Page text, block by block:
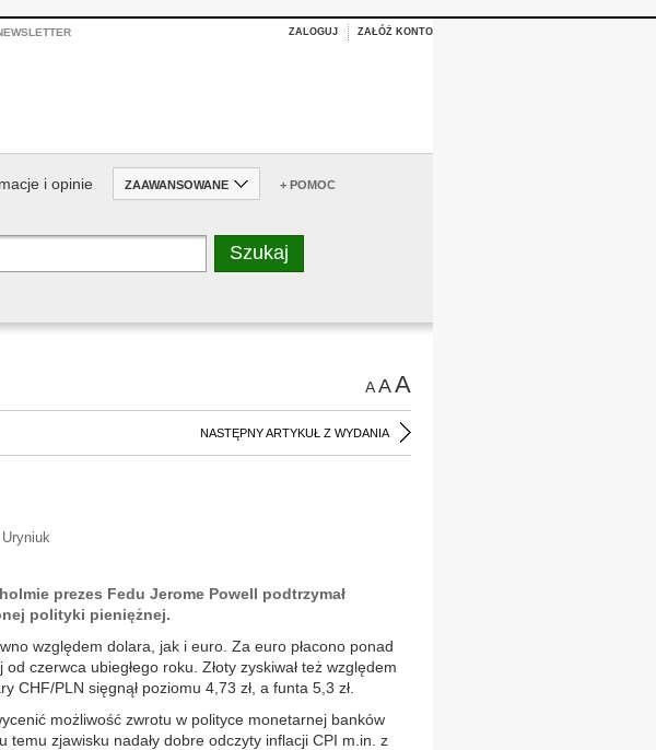
ZALOGUJ ZAŁÓŻ KONTO
i opinie ZAAWANSOWANE + POMOC
AAA
NASTĘPNY ARTYKUŁ Z WYDANIA
prezes Fedu Jerome Powell podtrzymał
polityki pieniężnej.
względem dolara, jak i euro. Za euro płacono ponad
czerwca ubiegłego roku. Złoty zyskiwał też względem
PLN sięgnął poziomu 4,73 zł, a funta 5,3 zł.
możliwość zwrotu w polityce monetarnej banków
zjawisku nadały dobre odczyty inflacji CPI m.in. z